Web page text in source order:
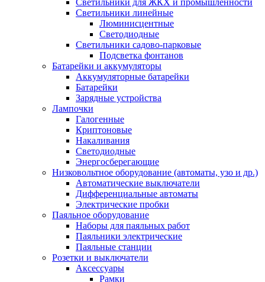
Светильники для ЖКХ и промышленности
Светильники линейные
Люминисцентные
Светодиодные
Светильники садово-парковые
Подсветка фонтанов
Батарейки и аккумуляторы
Аккумуляторные батарейки
Батарейки
Зарядные устройства
Лампочки
Галогенные
Криптоновые
Накаливания
Светодиодные
Энергосберегающие
Низковольтное оборудование (автоматы, узо и др.)
Автоматические выключатели
Дифференциальные автоматы
Электрические пробки
Паяльное оборудование
Наборы для паяльных работ
Паяльники электрические
Паяльные станции
Розетки и выключатели
Аксессуары
Рамки